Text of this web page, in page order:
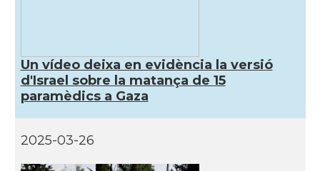
Un vídeo deixa en evidència la versió
d'Israel sobre la matança de 15
paramèdics a Gaza
2025-03-26